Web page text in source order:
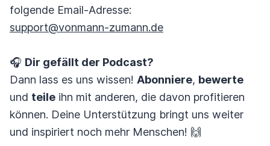
folgende Email-Adresse:
support@vonmann-zumann.de
🎧 Dir gefällt der Podcast?
Dann lass es uns wissen! Abonniere, bewerte
und teile ihn mit anderen, die davon profitieren
können. Deine Unterstützung bringt uns weiter
und inspiriert noch mehr Menschen! 🙌